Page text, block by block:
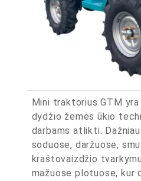
Mini traktorius GTM
dydžio žemės ūkio
darbams atlikti.
soduose, daržuose,
kraštovaizdžio
mažuose plotuose, kur